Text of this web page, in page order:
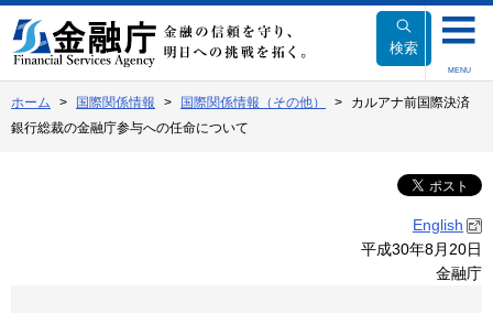
文
へ
動
検索
MENU
ホーム 国際関係情報 国際関係情報（その他）
カルアナ前国際決済
銀行総裁の金融庁参与への任命について
English
平成30年8月20日
金融庁